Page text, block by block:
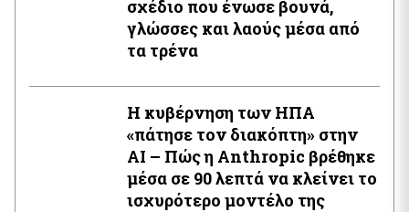
σχέδιο που ένωσε βουνά,
γλώσσες και λαούς μέσα από
τα τρένα
Η κυβέρνηση των ΗΠΑ
«πάτησε τον διακόπτη» στην
AI – Πώς η Anthropic βρέθηκε
μέσα σε 90 λεπτά να κλείνει το
ισχυρότερο μοντέλο της